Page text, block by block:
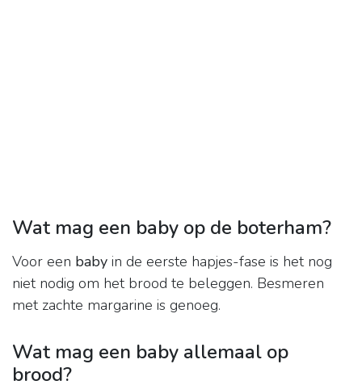
Wat mag een baby op de boterham?
Voor een baby in de eerste hapjes-fase is het nog
niet nodig om het brood te beleggen. Besmeren
met zachte margarine is genoeg.
Wat mag een baby allemaal op
brood?